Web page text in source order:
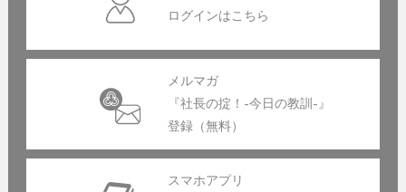
ログインはこちら
メルマガ
『社長の掟！-今日の教訓-』
登録（無料）
スマホアプリ